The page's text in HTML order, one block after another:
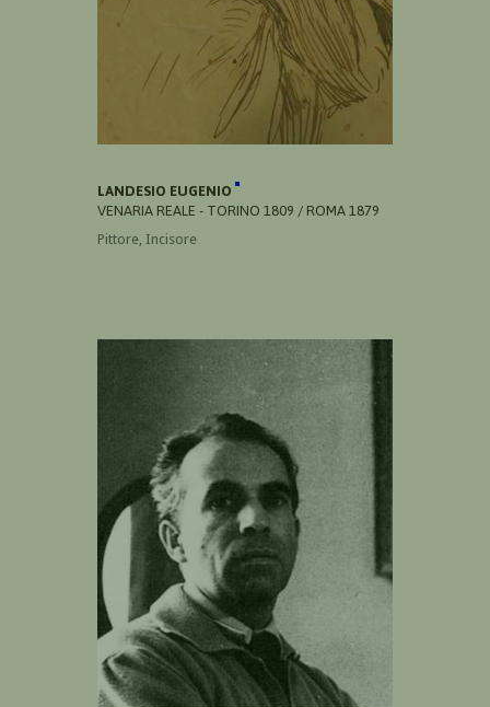
LANDESIO EUGENIO
VENARIA REALE - TORINO 1809 / ROMA 1879
Pittore, Incisore